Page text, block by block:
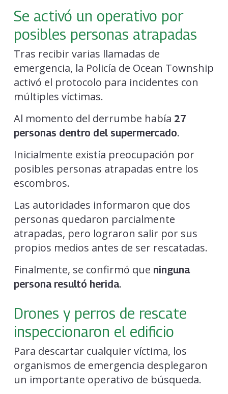
Se activó un operativo por
posibles personas atrapadas
Tras recibir varias llamadas de
emergencia, la Policía de Ocean Township
activó el protocolo para incidentes con
múltiples víctimas.
Al momento del derrumbe había 27
personas dentro del supermercado.
Inicialmente existía preocupación por
posibles personas atrapadas entre los
escombros.
Las autoridades informaron que dos
personas quedaron parcialmente
atrapadas, pero lograron salir por sus
propios medios antes de ser rescatadas.
Finalmente, se confirmó que ninguna
persona resultó herida.
Drones y perros de rescate
inspeccionaron el edificio
Para descartar cualquier víctima, los
organismos de emergencia desplegaron
un importante operativo de búsqueda.